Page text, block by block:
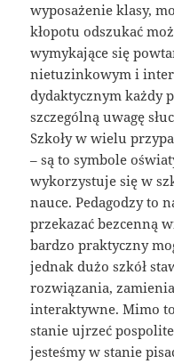
wyposażenie klasy,
kłopotu odszukać
wymykające się
nietuzinkowym i
dydaktycznym każdy
szczególną uwagę
Szkoły w wielu
– są to symbole
wykorzystuje się w
nauce. Pedagodzy to
przekazać bezcenną
bardzo praktyczny
jednak dużo szkół
rozwiązania,
interaktywne. Mimo
stanie ujrzeć
jesteśmy w stanie